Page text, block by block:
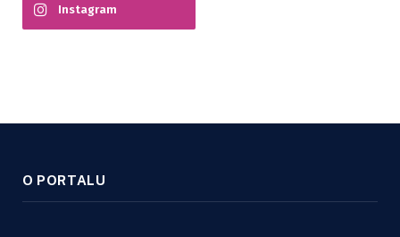
Instagram
O PORTALU